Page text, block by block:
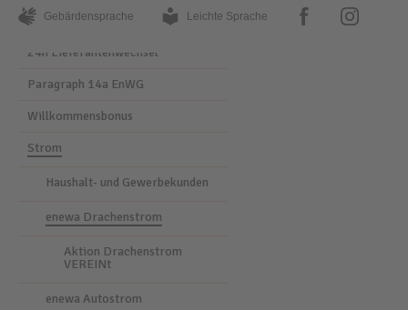
Gebärden­sprache Leichte Sprache facebook instagram
24h Lieferantenwechsel
Paragraph 14a EnWG
Willkommensbonus
Strom
Haushalt- und Gewerbekunden
enewa Drachenstrom
Aktion Drachenstrom
VEREINt
enewa Autostrom